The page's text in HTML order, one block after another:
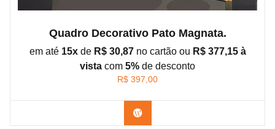
Quadro Decorativo Pato Magnata.
em até 15xde R$ 30,87no cartão ou R$ 377,15 à
vista com 5% de desconto
R$ 397,00
Confira os modelos